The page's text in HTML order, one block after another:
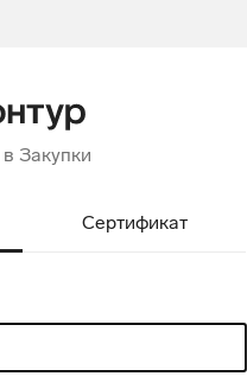
Закупки
Сертификат